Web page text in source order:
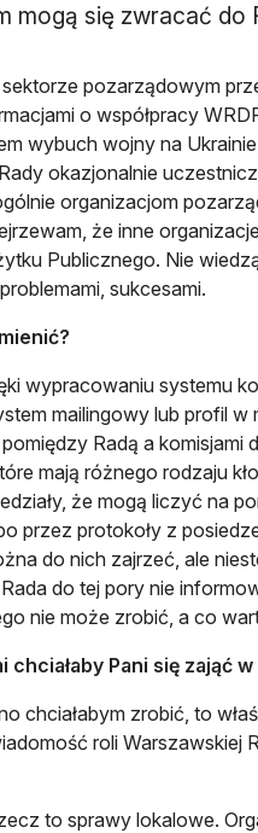
mogą się zwracać do
pozarządowym
o współpracy
wybuch wojny na
okazjonalnie
organizacjom
że inne
Publicznego. Nie
sukcesami.
wypracowaniu systemu
mailingowy lub profil
Radą a
mają różnego rodzaju
że mogą liczyć na
przez protokoły z
do nich zajrzeć, ale
do tej pory nie
nie może zrobić, a co
chciałaby Pani się zająć
chciałabym zrobić, to
roli Warszawskiej
to sprawy lokalowe.